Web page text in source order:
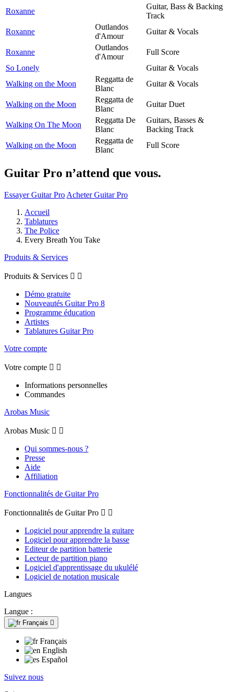
Roxanne
Guitar, Bass & Backing
Track
Roxanne
Outlandos
d'Amour
Guitar & Vocals
Roxanne
Outlandos
d'Amour
Full Score
So Lonely
Guitar & Vocals
Walking on the Moon
Reggatta de
Blanc
Guitar & Vocals
Walking on the Moon
Reggatta de
Blanc
Guitar Duet
Walking On The Moon
Reggatta De
Blanc
Guitars, Basses &
Backing Track
Walking on the Moon
Reggatta de
Blanc
Full Score
Guitar Pro n’attend que vous.
Essayer Guitar Pro Acheter Guitar Pro
Accueil
Tablatures
The Police
Every Breath You Take
Produits & Services
Produits & Services  
Démo gratuite
Nouveautés Guitar Pro 8
Programme éducation
Artistes
Tablatures Guitar Pro
Votre compte
Votre compte  
Informations personnelles
Commandes
Arobas Music
Arobas Music  
Qui sommes-nous ?
Presse
Aide
Affiliation
Fonctionnalités de Guitar Pro
Fonctionnalités de Guitar Pro  
Logiciel pour apprendre la guitare
Logiciel pour apprendre la basse
Editeur de partition batterie
Lecteur de partition piano
Logiciel d'apprentissage du ukulélé
Logiciel de notation musicale
Langues
Langue :
Français 
Français
English
Español
Suivez nous